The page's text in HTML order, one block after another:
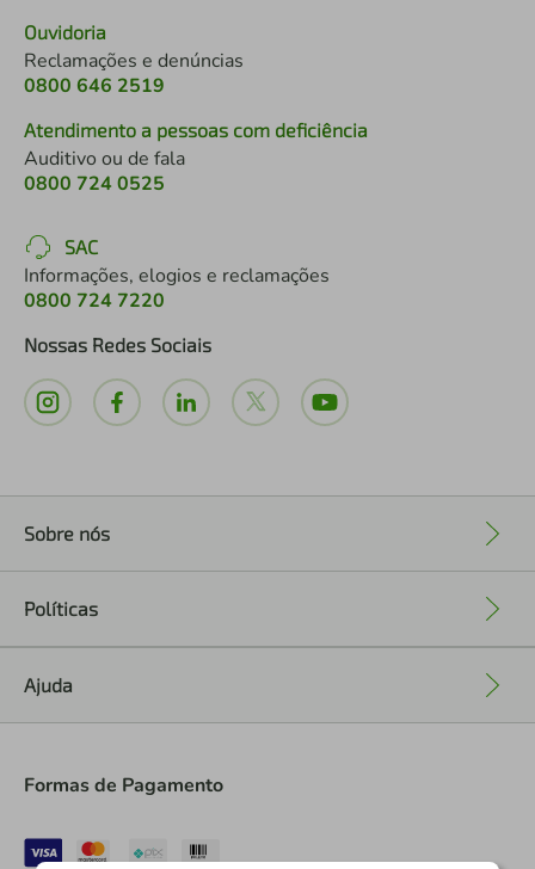
Ouvidoria
Reclamações e denúncias
0800 646 2519
Atendimento a pessoas com deficiência
Auditivo ou de fala
0800 724 0525
SAC
Informações, elogios e reclamações
0800 724 7220
Nossas Redes Sociais
Sobre nós
Políticas
Ajuda
Formas de Pagamento